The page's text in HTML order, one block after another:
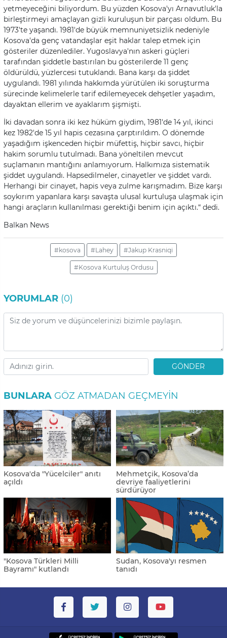
yetmeyeceğini biliyordum. Bu yüzden Kosova'yı Arnavutluk'la
birleştirmeyi amaçlayan gizli kuruluşun bir parçası oldum. Bu
1973'te yaşandı. 1981'de büyük memnuniyetsizlik nedeniyle
Kosova'da genç vatandaşlar eşit haklar talep etmek için
gösteriler düzenlediler. Yugoslavya'nın askeri güçleri
tarafından şiddetle bastırılan bu gösterilerde 11 genç
öldürüldü, yüzlercesi tutuklandı. Bana karşı da şiddet
uygulandı. 1981 yılında hakkımda yürütülen iki soruşturma
sürecinde kelimelerle tarif edilemeyecek dehşetler yaşadım,
dayaktan ellerim ve ayaklarım şişmişti.
İki davadan sonra iki kez hüküm giydim, 1981'de 14 yıl, ikinci
kez 1982'de 15 yıl hapis cezasına çarptırıldım. O dönemde
yaşadığım işkenceden hiçbir müfettiş, hiçbir savcı, hiçbir
hakim sorumlu tutulmadı. Bana yöneltilen mevcut
suçlamanın mantığını anlamıyorum. Halkımıza sistematik
şiddet uygulandı. Hapsedilmeler, cinayetler ve şiddet vardı.
Herhangi bir cinayet, hapis veya zulme karışmadım. Bize karşı
soykırım yapanlara karşı savaşta ulusal kurtuluşa ulaşmak için
hangi araçların kullanılması gerektiği benim için açıktı.“ dedi.
Balkan News
#kosova #Lahey #Jakup Krasniqi
#Kosova Kurtuluş Ordusu
YORUMLAR (0)
GÖNDER
BUNLARA GÖZ ATMADAN GEÇMEYIN
Kosova'da "Yücelciler" anıtı
açıldı
Mehmetçik, Kosova’da
devriye faaliyetlerini
sürdürüyor
"Kosova Türkleri Milli
Bayramı" kutlandı
Sudan, Kosova'yı resmen
tanıdı